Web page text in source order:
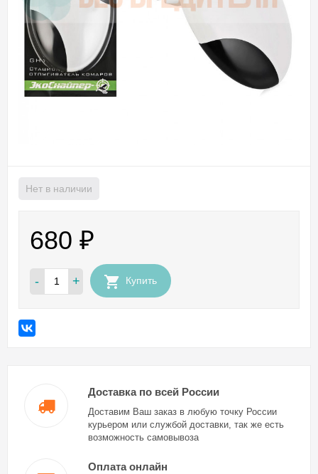
Нет в наличии
680 ₽
- + Купить
Доставка по всей России
Доставим Ваш заказ в любую точку России
курьером или службой доставки, так же есть
возможность самовывоза
Оплата онлайн